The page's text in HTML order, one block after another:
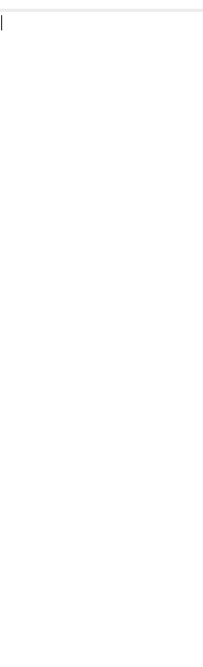
|